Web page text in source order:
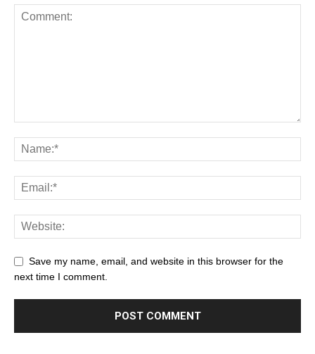
Save my name, email, and website in this browser for the
next time I comment.